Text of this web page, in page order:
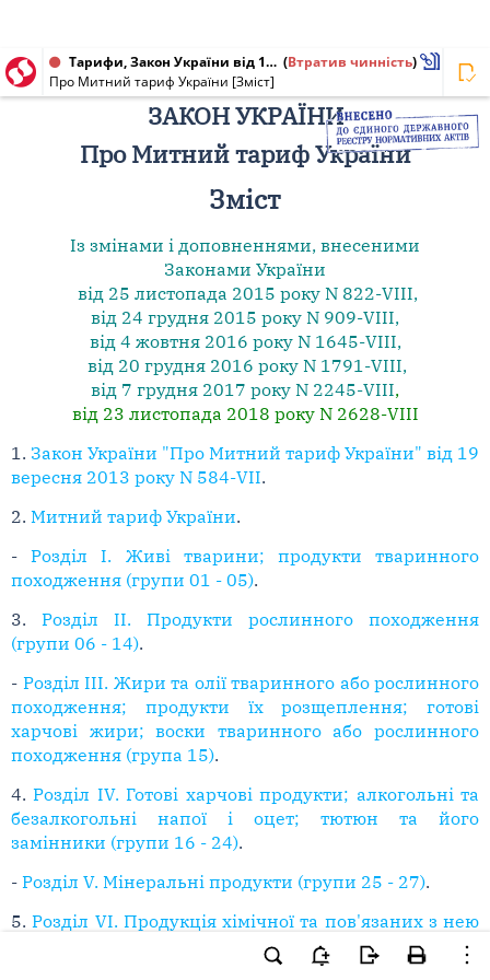
Тарифи, Закон України від 19.09.2013 № 584-VII (Втратив чинність)
Про Митний тариф України [Зміст]